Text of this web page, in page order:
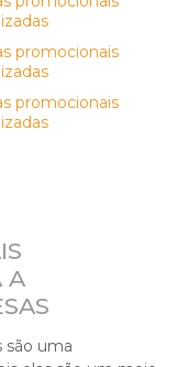
A
são uma